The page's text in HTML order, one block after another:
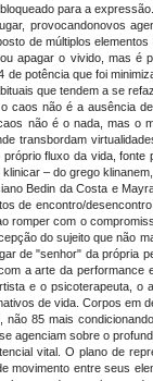
para a
provocandonovos
de múltiplos
apagar o vivido, mas é
potência que foi
que tendem a se
não é a ausência
não é o nada, mas o
transbordam
fluxo da vida,
– do grego
Bedin da Costa e
de encontro/
romper com o
do sujeito que não
de "senhor" da própria
a arte da performance
e o psicoterapeuta, o
de vida. Corpos em
85 mais
agenciam sobre o
vital. O plano de
entre seus